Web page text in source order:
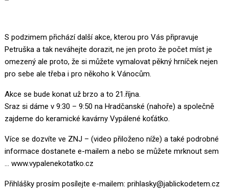
S podzimem přichází další akce, kterou pro Vás připravuje
Petruška a tak neváhejte dorazit, ne jen proto že počet míst je
omezený ale proto, že si můžete vymalovat pěkný hrníček nejen
pro sebe ale třeba i pro někoho k Vánocům.
Akce se bude konat už brzo a to 21.října.
Sraz si dáme v 9:30 – 9:50 na Hradčanské (nahoře) a společně
zajdeme do keramické kavárny Vypálené koťátko.
Více se dozvíte ve ZNJ – (video přiloženo níže) a také podrobné
informace dostanete e-mailema nebo se můžete mrknout sem
…www.vypalenekotatko.cz
Přihlášky prosím posílejte e-mailem: prihlasky@jablickodetem.cz